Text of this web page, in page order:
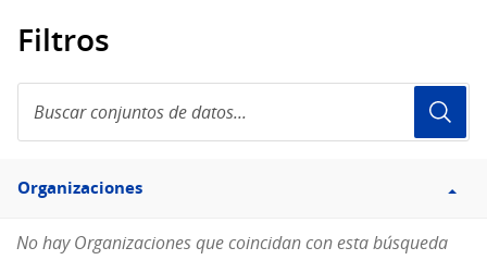
Filtros
conjuntos
de
Filtro
Organizaciones
Organizaciones
No hay Organizaciones que coincidan con esta búsqueda